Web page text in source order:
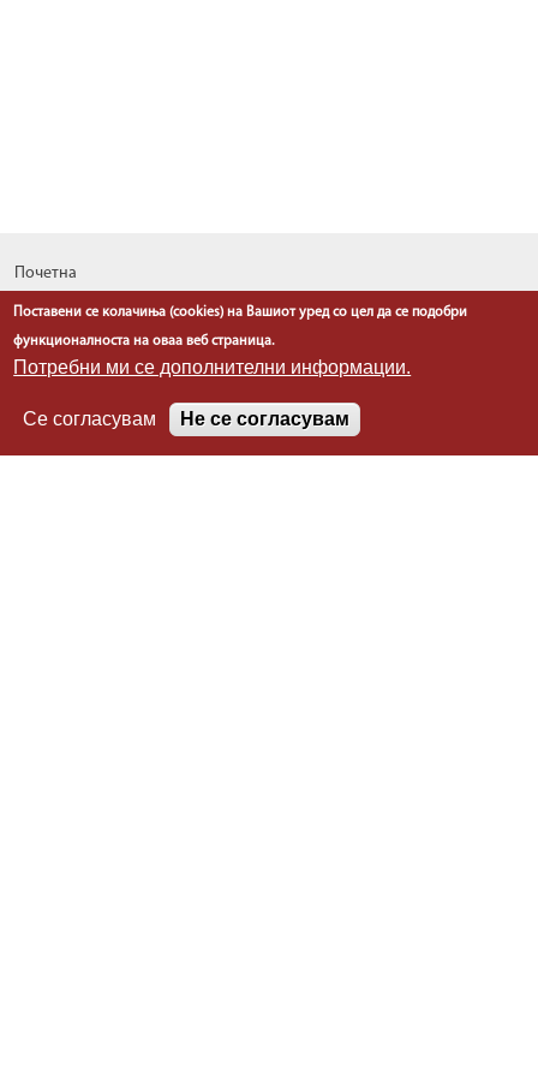
Почетна
За нас
Односи со јавност
Извештаи
Планови
Проекти
Поставени се колачиња (cookies) на Вашиот уред со цел да се подобри
функционалноста на оваа веб страница.
Потребни ми се дополнителни информации.
Се согласувам Не се согласувам